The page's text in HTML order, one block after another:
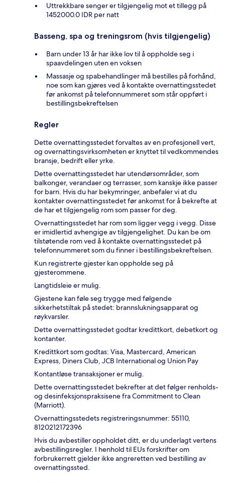
Uttrekkbare senger er tilgjengelig mot et tillegg på
1452000.0 IDR per natt
Basseng, spa og treningsrom (hvis tilgjengelig)
Barn under 13 år har ikke lov til å oppholde seg i
spaavdelingen uten en voksen
Massasje og spabehandlinger må bestilles på forhånd,
noe som kan gjøres ved å kontakte overnattingsstedet
før ankomst på telefonnummeret som står oppført i
bestillingsbekreftelsen
Regler
Dette overnattingsstedet forvaltes av en profesjonell vert,
og overnattingsvirksomheten er knyttet til vedkommendes
bransje, bedrift eller yrke.
Dette overnattingsstedet har utendørsområder, som
balkonger, verandaer og terrasser, som kanskje ikke passer
for barn. Hvis du har bekymringer, anbefaler vi at du
kontakter overnattingsstedet før ankomst for å bekrefte at
de har et tilgjengelig rom som passer for deg.
Overnattingsstedet har rom som ligger vegg i vegg. Disse
er imidlertid avhengige av tilgjengelighet. Du kan be om
tilstøtende rom ved å kontakte overnattingsstedet på
telefonnummeret som du finner i bestillingsbekreftelsen.
Kun registrerte gjester kan oppholde seg på
gjesterommene.
Langtidsleie er mulig.
Gjestene kan føle seg trygge med følgende
sikkerhetstiltak på stedet: brannslukningsapparat og
røykvarsler.
Dette overnattingsstedet godtar kredittkort, debetkort og
kontanter.
Kredittkort som godtas: Visa, Mastercard, American
Express, Diners Club, JCB International og Union Pay
Kontantløse transaksjoner er mulig.
Dette overnattingsstedet bekrefter at det følger renholds-
og desinfeksjonspraksisene fra Commitment to Clean
(Marriott).
Overnattingsstedets registreringsnummer: 55110,
8120212172396
Hvis du avbestiller oppholdet ditt, er du underlagt vertens
avbestillingsregler. I henhold til EUs forskrifter om
forbrukerrett gjelder ikke angreretten ved bestilling av
overnattingssted.